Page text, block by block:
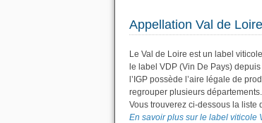
Appellation Val de Loire
Le Val de Loire est un label
le label VDP (Vin De Pays)
l’IGP possède l’aire légale de
regrouper plusieurs départements.
Vous trouverez ci-dessous la
En savoir plus sur le label viticole